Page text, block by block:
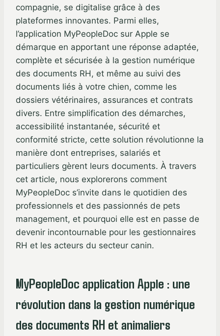
compagnie, se digitalise grâce à des
plateformes innovantes. Parmi elles,
l’application MyPeopleDoc sur Apple se
démarque en apportant une réponse adaptée,
complète et sécurisée à la gestion numérique
des documents RH, et même au suivi des
documents liés à votre chien, comme les
dossiers vétérinaires, assurances et contrats
divers. Entre simplification des démarches,
accessibilité instantanée, sécurité et
conformité stricte, cette solution révolutionne la
manière dont entreprises, salariés et
particuliers gèrent leurs documents. À travers
cet article, nous explorerons comment
MyPeopleDoc s’invite dans le quotidien des
professionnels et des passionnés de pets
management, et pourquoi elle est en passe de
devenir incontournable pour les gestionnaires
RH et les acteurs du secteur canin.
MyPeopleDoc application Apple : une
révolution dans la gestion numérique
des documents RH et animaliers